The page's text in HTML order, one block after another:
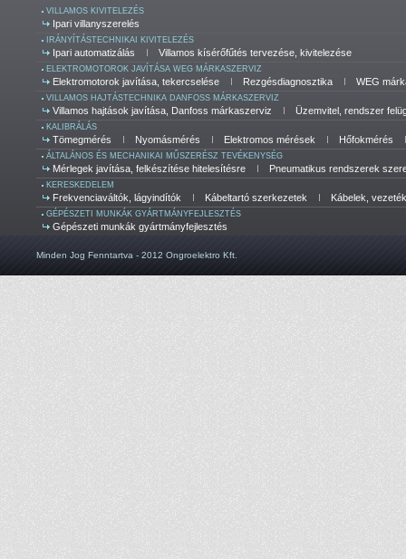
VILLAMOS KIVITELEZÉS
Ipari villanyszerelés
IRÁNYÍTÁSTECHNIKAI KIVITELEZÉS
Ipari automatizálás Villamos kísérőfűtés tervezése, kivitelezése
ELEKTROMOTOROK JAVÍTÁSA WEG MÁRKASZERVIZ
Elektromotorok javítása, tekercselése Rezgésdiagnosztika WEG
VILLAMOS HAJTÁSTECHNIKA DANFOSS MÁRKASZERVIZ
Villamos hajtások javítása, Danfoss márkaszerviz Üzemvitel, rendszer
KALIBRÁLÁS
Tömegmérés Nyomásmérés Elektromos mérések Hőfokmérés
ÁLTALÁNOS ÉS MECHANIKAI MŰSZERÉSZ TEVÉKENYSÉG
Mérlegek javítása, felkészítése hitelesítésre Pneumatikus rendszerek
KERESKEDELEM
Frekvenciaváltók, lágyindítók Kábeltartó szerkezetek Kábelek,
GÉPÉSZETI MUNKÁK GYÁRTMÁNYFEJLESZTÉS
Gépészeti munkák gyártmányfejlesztés
Minden Jog Fenntartva - 2012 Ongroelektro Kft.